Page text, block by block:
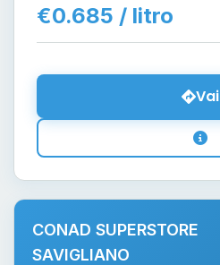
€0.685 / litro
Vai
CONAD SUPERSTORE
SAVIGLIANO